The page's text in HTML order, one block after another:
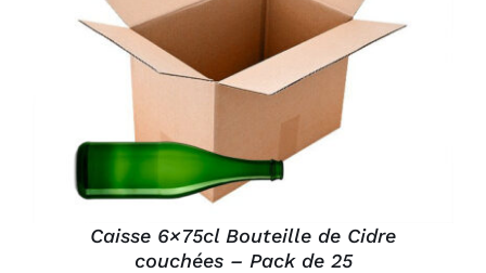
AJOUTER AU PANIER
Caisse 6×75cl Bouteille de Cidre
couchées – Pack de 25